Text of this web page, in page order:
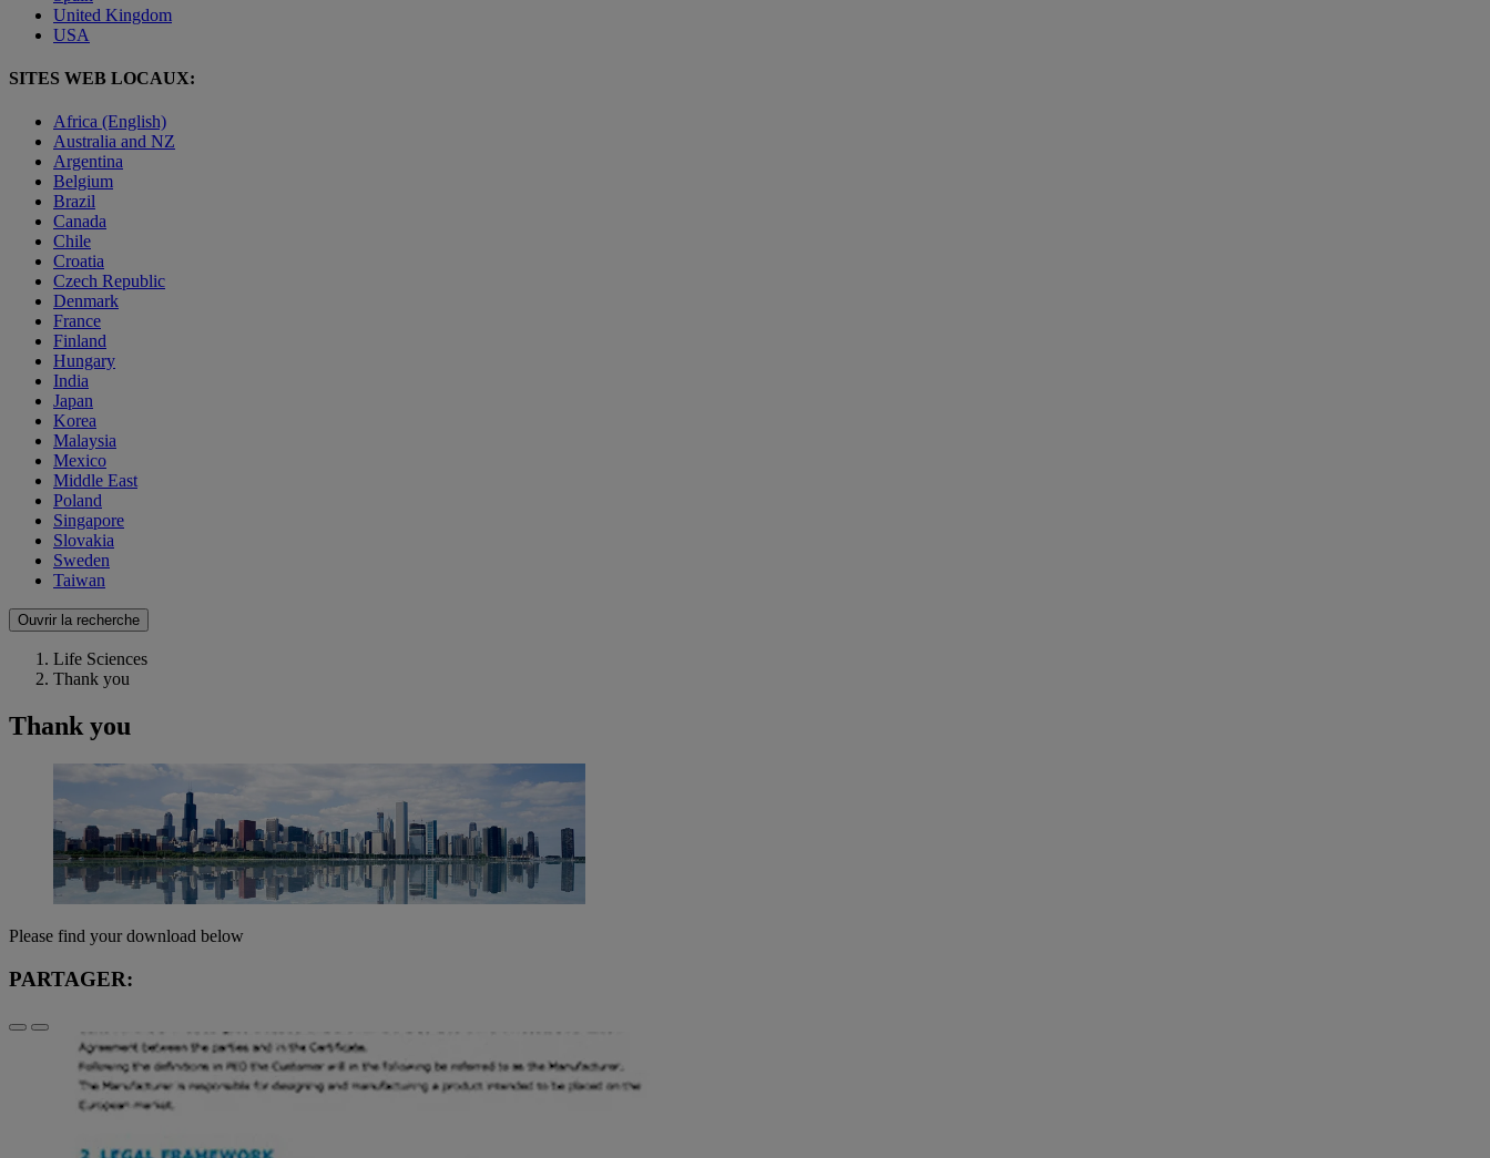
United Kingdom
USA
SITES WEB LOCAUX:
Africa (English)
Australia and NZ
Argentina
Belgium
Brazil
Canada
Chile
Croatia
Czech Republic
Denmark
France
Finland
Hungary
India
Japan
Korea
Malaysia
Mexico
Middle East
Poland
Singapore
Slovakia
Sweden
Taiwan
Ouvrir la recherche
Life Sciences
Thank you
Thank you
Please find your download below
PARTAGER: